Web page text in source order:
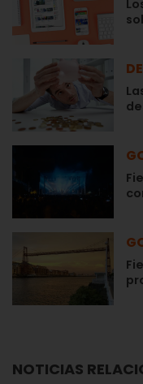
NOTICIAS